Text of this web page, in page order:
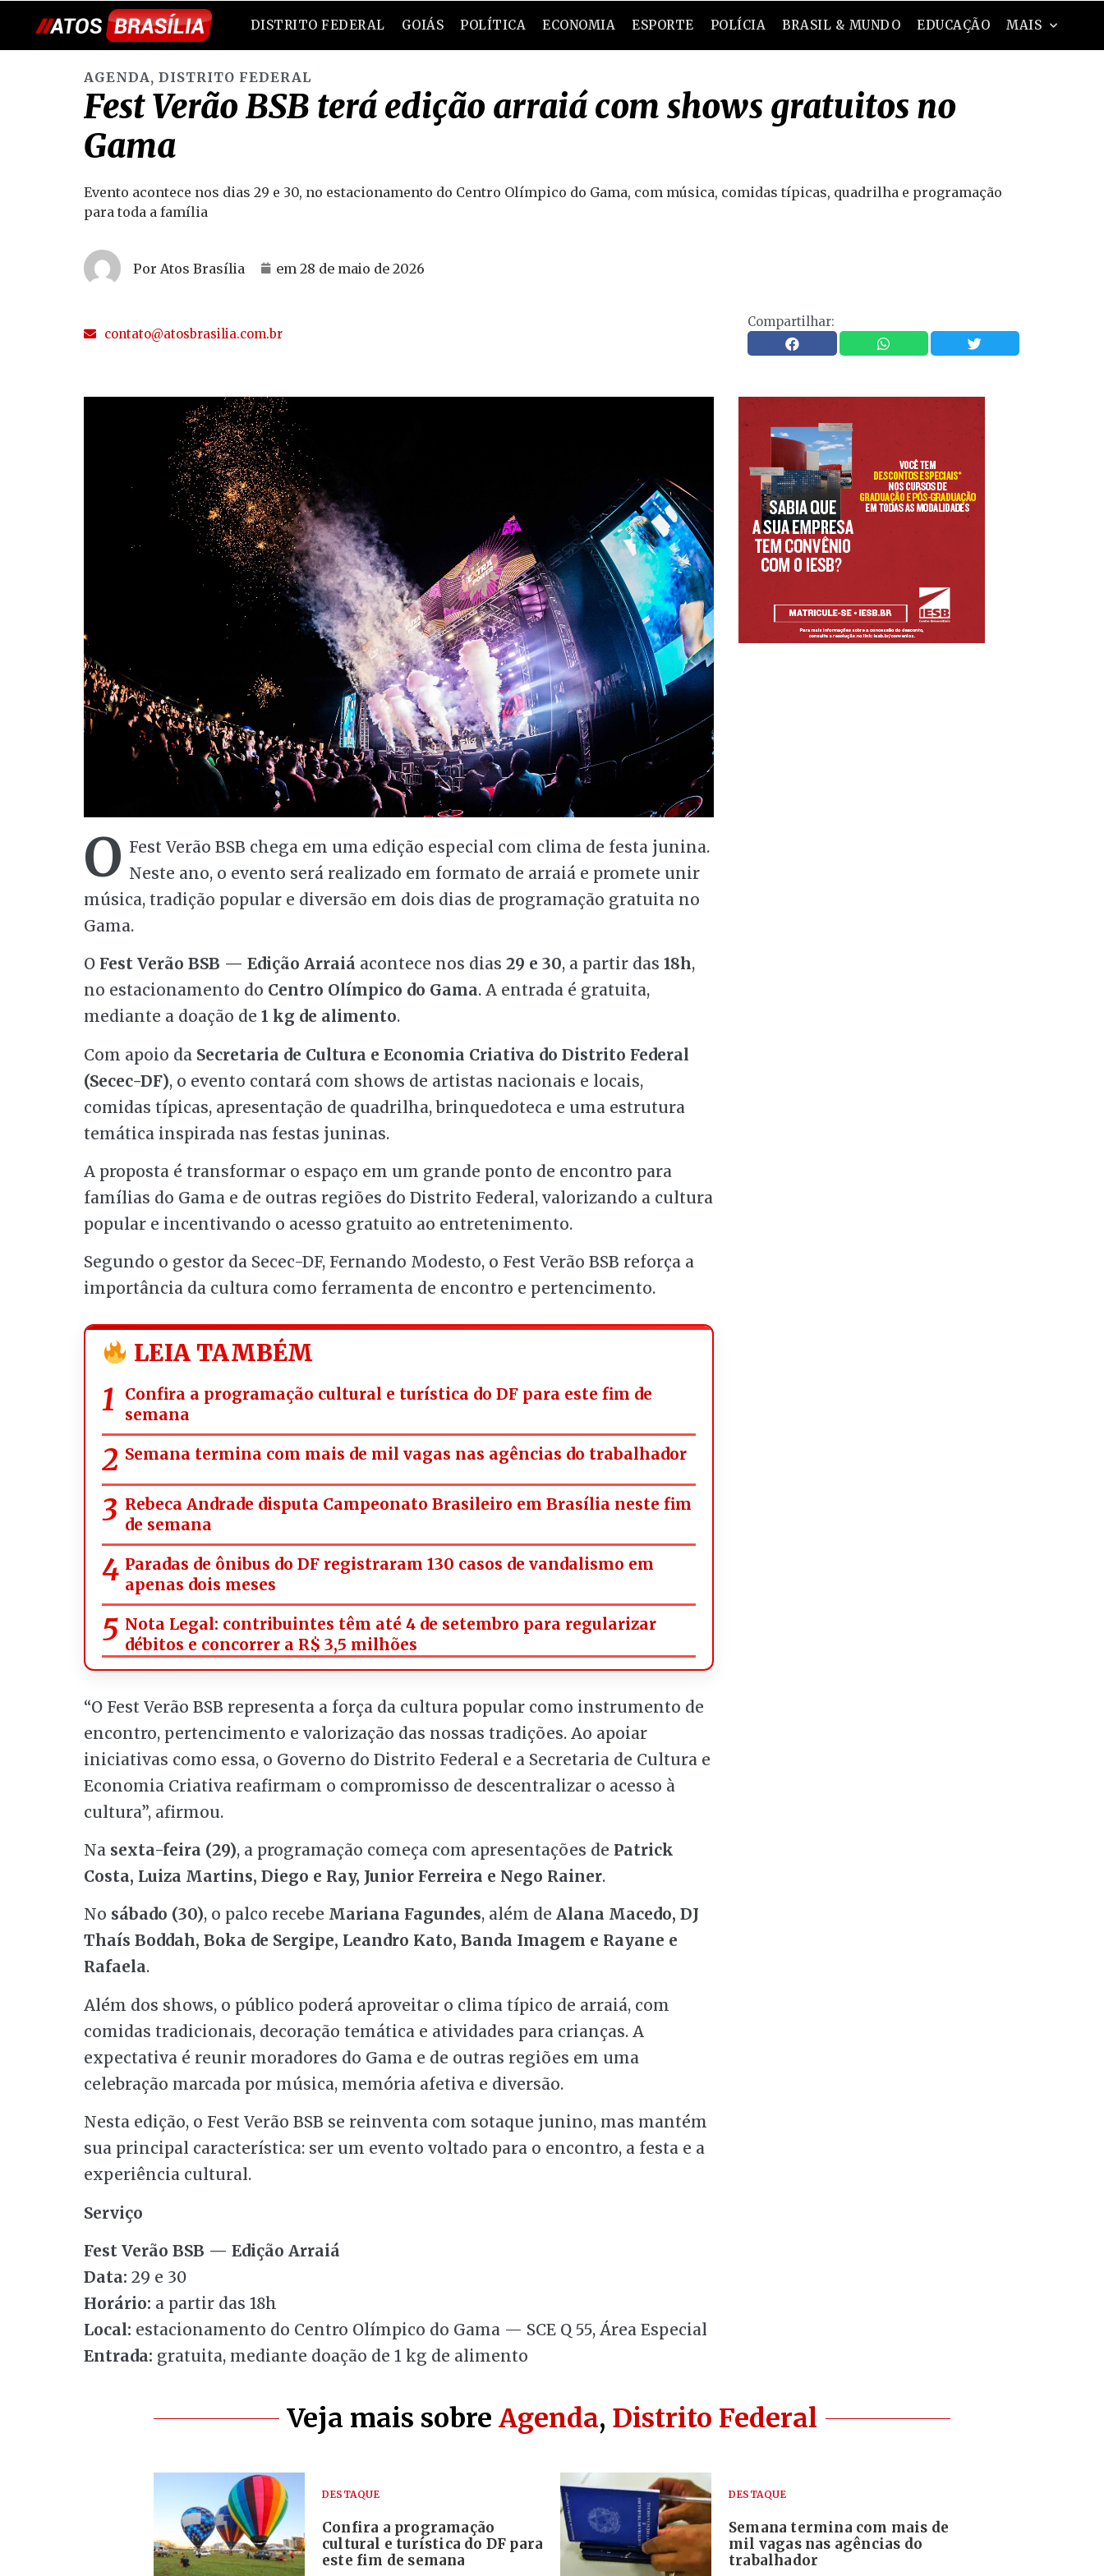
DISTRITO FEDERAL GOIÁS POLÍTICA ECONOMIA ESPORTE POLÍCIA BRASIL & MUNDO EDUCAÇÃO MAIS
AGENDA, DISTRITO FEDERAL
Fest Verão BSB terá edição arraiá com shows gratuitos no
Gama
Evento acontece nos dias 29 e 30, no estacionamento do Centro Olímpico do Gama, com música, comidas típicas, quadrilha e programação
para toda a família
Por Atos Brasília em 28 de maio de 2026
contato@atosbrasilia.com.br
Compartilhar:
O Fest Verão BSB chega em uma edição especial com clima de festa junina.
Neste ano, o evento será realizado em formato de arraiá e promete unir
música, tradição popular e diversão em dois dias de programação gratuita no
Gama.
O Fest Verão BSB — Edição Arraiá acontece nos dias 29 e 30, a partir das 18h,
no estacionamento do Centro Olímpico do Gama. A entrada é gratuita,
mediante a doação de 1 kg de alimento.
Com apoio da Secretaria de Cultura e Economia Criativa do Distrito Federal
(Secec-DF), o evento contará com shows de artistas nacionais e locais,
comidas típicas, apresentação de quadrilha, brinquedoteca e uma estrutura
temática inspirada nas festas juninas.
A proposta é transformar o espaço em um grande ponto de encontro para
famílias do Gama e de outras regiões do Distrito Federal, valorizando a cultura
popular e incentivando o acesso gratuito ao entretenimento.
Segundo o gestor da Secec-DF, Fernando Modesto, o Fest Verão BSB reforça a
importância da cultura como ferramenta de encontro e pertencimento.
LEIA TAMBÉM
Confira a programação cultural e turística do DF para este fim de
semana
Semana termina com mais de mil vagas nas agências do trabalhador
Rebeca Andrade disputa Campeonato Brasileiro em Brasília neste fim
de semana
Paradas de ônibus do DF registraram 130 casos de vandalismo em
apenas dois meses
Nota Legal: contribuintes têm até 4 de setembro para regularizar
débitos e concorrer a R$ 3,5 milhões
“O Fest Verão BSB representa a força da cultura popular como instrumento de
encontro, pertencimento e valorização das nossas tradições. Ao apoiar
iniciativas como essa, o Governo do Distrito Federal e a Secretaria de Cultura e
Economia Criativa reafirmam o compromisso de descentralizar o acesso à
cultura”, afirmou.
Na sexta-feira (29), a programação começa com apresentações de Patrick
Costa, Luiza Martins, Diego e Ray, Junior Ferreira e Nego Rainer.
No sábado (30), o palco recebe Mariana Fagundes, além de Alana Macedo, DJ
Thaís Boddah, Boka de Sergipe, Leandro Kato, Banda Imagem e Rayane e
Rafaela.
Além dos shows, o público poderá aproveitar o clima típico de arraiá, com
comidas tradicionais, decoração temática e atividades para crianças. A
expectativa é reunir moradores do Gama e de outras regiões em uma
celebração marcada por música, memória afetiva e diversão.
Nesta edição, o Fest Verão BSB se reinventa com sotaque junino, mas mantém
sua principal característica: ser um evento voltado para o encontro, a festa e a
experiência cultural.
Serviço
Fest Verão BSB — Edição Arraiá
Data: 29 e 30
Horário: a partir das 18h
Local: estacionamento do Centro Olímpico do Gama — SCE Q 55, Área Especial
Entrada: gratuita, mediante doação de 1 kg de alimento
Veja mais sobre Agenda, Distrito Federal
DESTAQUE
Confira a programação
cultural e turística do DF para
este fim de semana
DESTAQUE
Semana termina com mais de
mil vagas nas agências do
trabalhador